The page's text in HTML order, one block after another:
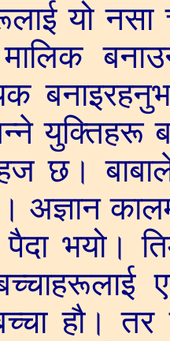
यो
युक्तिहरू
छ।
अज्ञान
पैदा भयो।
हौ।